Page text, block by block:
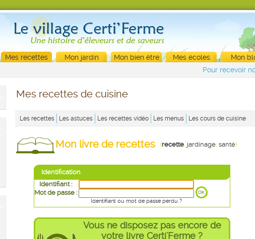
Mes recettes Mon jardin Mon bien être Mes écoles
Mon
Pour recevoir
Mes recettes de cuisine
Les recettes Les astuces Les recettes vidéo Les menus Les cours de cuisine
Mon livre de recettes (recette, jardinage, santé)
Identification
Identifiant :
Mot de passe :
Identifiant ou mot de passe perdu ?
Vous ne disposez pas encore de
votre livre Certi'Ferme ?